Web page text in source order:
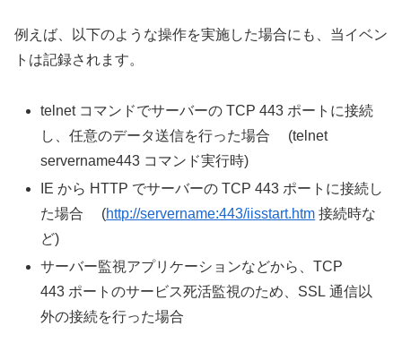
例えば、以下のような操作を実施した場合にも、当イベン
トは記録されます。
telnet コマンドでサーバーの TCP 443 ポートに接続
し、任意のデータ送信を行った場合 (telnet
servername443 コマンド実行時)
IE から HTTP でサーバーの TCP 443 ポートに接続し
た場合 (http://servername:443/iisstart.htm 接続時な
ど)
サーバー監視アプリケーションなどから、TCP
443 ポートのサービス死活監視のため、SSL 通信以
外の接続を行った場合